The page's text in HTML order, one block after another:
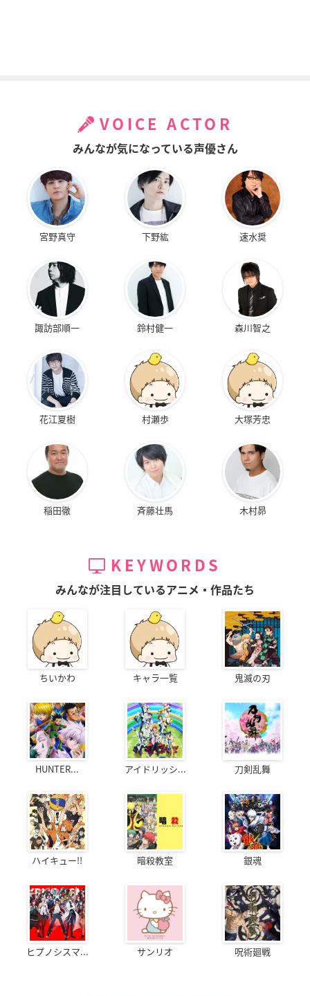
VOICE ACTOR
みんなが気になっている声優さん
宮野真守 下野紘 速水奨
諏訪部順一 鈴村健一 森川智之
花江夏樹 村瀬歩 大塚芳忠
稲田徹 斉藤壮馬 木村昴
KEYWORDS
みんなが注目しているアニメ・作品たち
ちいかわ キャラ一覧 鬼滅の刃
HUNTER... アイドリッシ... 刀剣乱舞
ハイキュー!! 暗殺教室 銀魂
ヒプノシスマ... サンリオ 呪術廻戦